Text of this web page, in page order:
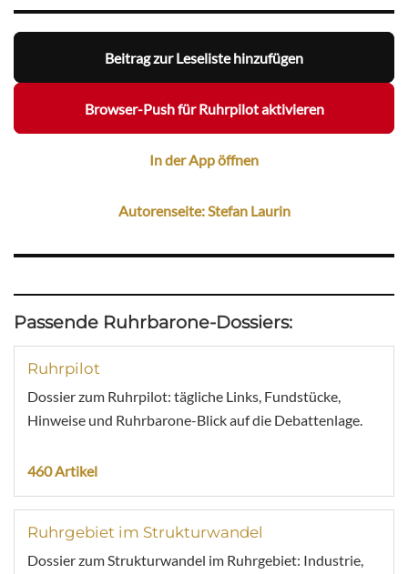
Beitrag zur Leseliste hinzufügen
Browser-Push für Ruhrpilot aktivieren
In der App öffnen
Autorenseite: Stefan Laurin
Passende Ruhrbarone-Dossiers:
Ruhrpilot
Dossier zum Ruhrpilot: tägliche Links, Fundstücke,
Hinweise und Ruhrbarone-Blick auf die Debattenlage.
460 Artikel
Ruhrgebiet im Strukturwandel
Dossier zum Strukturwandel im Ruhrgebiet: Industrie,